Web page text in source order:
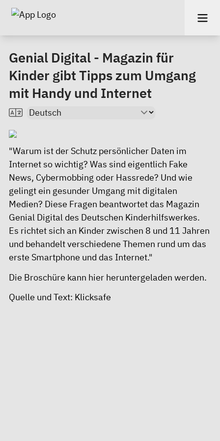
Genial Digital - Magazin für
Kinder gibt Tipps zum Umgang
mit Handy und Internet
"Warum ist der Schutz persönlicher Daten im
Internet so wichtig? Was sind eigentlich Fake
News, Cybermobbing oder Hassrede? Und wie
gelingt ein gesunder Umgang mit digitalen
Medien? Diese Fragen beantwortet das Magazin
Genial Digital des Deutschen Kinderhilfswerkes.
Es richtet sich an Kinder zwischen 8 und 11 Jahren
und behandelt verschiedene Themen rund um das
erste Smartphone und das Internet."
Die Broschüre kann hier heruntergeladen werden.
Quelle und Text: Klicksafe